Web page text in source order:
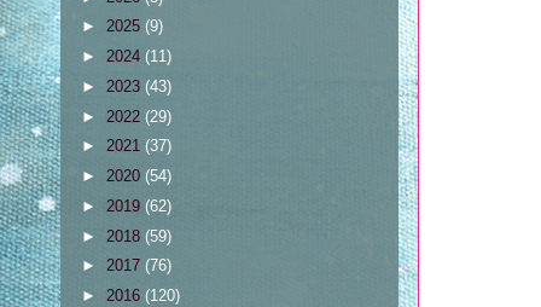
► 2025 (9)
► 2024 (11)
► 2023 (43)
► 2022 (29)
► 2021 (37)
► 2020 (54)
► 2019 (62)
► 2018 (59)
► 2017 (76)
► 2016 (120)